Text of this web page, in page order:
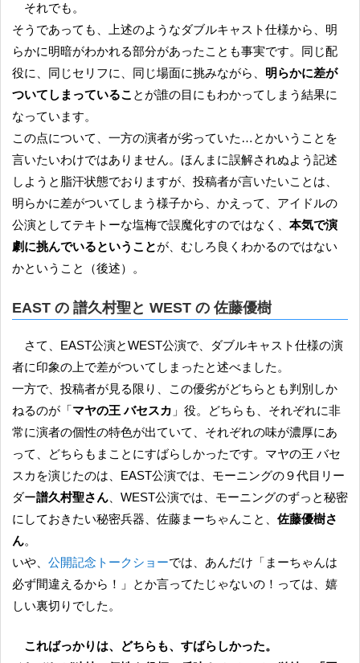
それでも。
そうであっても、上述のようなダブルキャスト仕様から、明
らかに明暗がわかれる部分があったことも事実です。同じ配
役に、同じセリフに、同じ場面に挑みながら、 明らかに差が
ついてしまっているこ とが誰の目にもわかってしまう結果に
なっています。
この点について、一方の演者が劣っていた…とかいうことを
言いたいわけではありません。ほんまに誤解されぬよう記述
しようと脂汗状態でおりますが、投稿者が言いたいことは、
明らかに差がついてしまう様子から、かえって、アイドルの
公演としてテキトーな塩梅で誤魔化すのではなく、 本気で演
劇に挑んでいるということが、むしろ良くわかるのではない
かということ（後述）。
EAST の 譜久村聖と WEST の 佐藤優樹
さて、EAST公演とWEST公演で、ダブルキャスト仕様の演
者に印象の上で差がついてしまったと述べました。
一方で、投稿者が見る限り、この優劣がどちらとも判別しか
ねるのが「マヤの王 バセスカ 」役。どちらも、それぞれに非
常に演者の個性の特色が出ていて、それぞれの味が濃厚にあ
って、どちらもまことにすばらしかったです。マヤの王 バセ
スカを演じたのは、EAST公演では、モーニングの９代目リー
ダー譜久村聖さん 、WEST公演では、モーニングのずっと秘密
にしておきたい秘密兵器、佐藤まーちゃんこと、 佐藤優樹さ
ん。
いや、 公開記念トークショーでは、あんだけ「まーちゃんは
必ず間違えるから！」とか言ってたじゃないの！っては、嬉
しい裏切りでした。
こればっかりは、どちらも、すばらしかった。